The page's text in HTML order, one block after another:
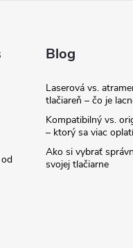
Blog
Laserová vs.
tlačiareň – čo je
Kompatibilný vs.
– ktorý sa viac
Ako si vybrať
svojej tlačiarne